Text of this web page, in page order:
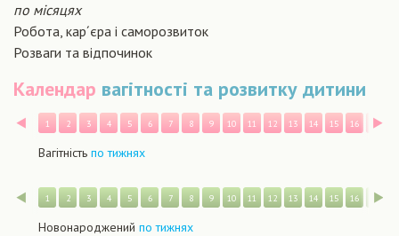
по місяцях
Робота, кар´єра і саморозвиток
Розваги та відпочинок
Календар вагітності та розвитку дитини
Назад
1 2 3 4 5 6 7 8 9 10 11 12 13 14 15 16 17
Вагітність по тижнях
Назад
1 2 3 4 5 6 7 8 9 10 11 12 13 14 15 16 17
Новонароджений по тижнях